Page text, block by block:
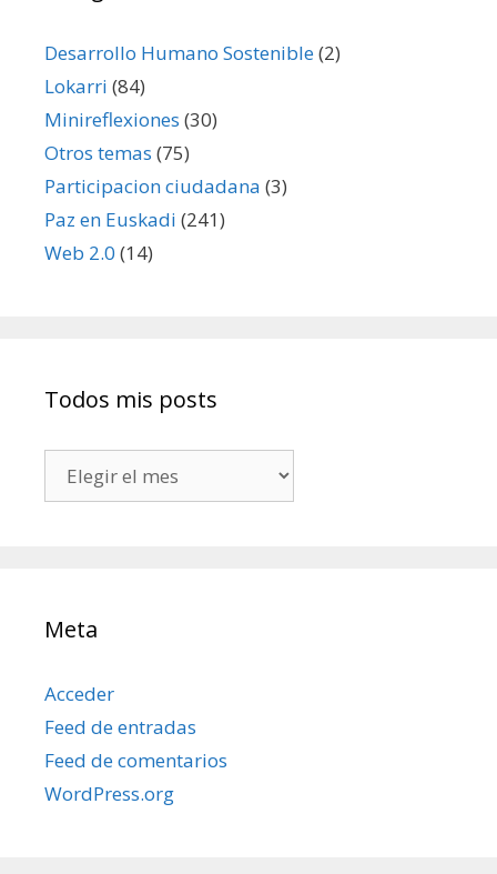
Desarrollo Humano Sostenible(2)
Lokarri (84)
Minireflexiones (30)
Otros temas (75)
Participacion ciudadana (3)
Paz en Euskadi (241)
Web 2.0 (14)
Todos mis posts
mis
Meta
Acceder
Feed de entradas
Feed de comentarios
WordPress.org